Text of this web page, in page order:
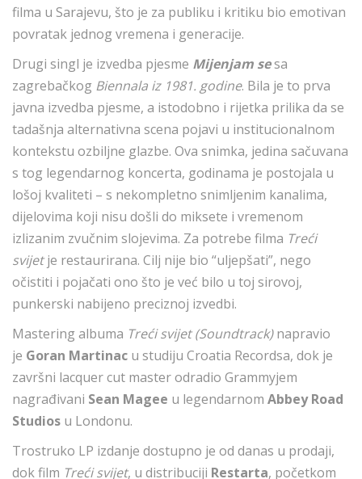
filma u Sarajevu, što je za publiku i kritiku bio emotivan
povratak jednog vremena i generacije.
Drugi singl je izvedba pjesme Mijenjam sesa
zagrebačkog Biennala iz 1981. godine. Bila je to prva
javna izvedba pjesme, a istodobno i rijetka prilika da se
tadašnja alternativna scena pojavi u institucionalnom
kontekstu ozbiljne glazbe. Ova snimka, jedina sačuvana
s tog legendarnog koncerta, godinama je postojala u
lošoj kvaliteti – s nekompletno snimljenim kanalima,
dijelovima koji nisu došli do miksete i vremenom
izlizanim zvučnim slojevima. Za potrebe filma Treći
svijetje restaurirana. Cilj nije bio “uljepšati”, nego
očistiti i pojačati ono što je već bilo u toj sirovoj,
punkerski nabijeno preciznoj izvedbi.
Mastering albuma Treći svijet (Soundtrack)napravio
je Goran Martinac u studiju Croatia Recordsa, dok je
završni lacquer cut master odradio Grammyjem
nagrađivani Sean Magee u legendarnom Abbey Road
Studios u Londonu.
Trostruko LP izdanje dostupno je od danas u prodaji,
dok film Treći svijet, u distribuciji Restarta, početkom